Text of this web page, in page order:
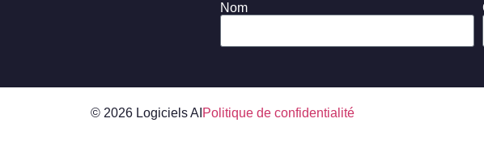
Nom
© 2026 Logiciels AI Politique de confidentialité